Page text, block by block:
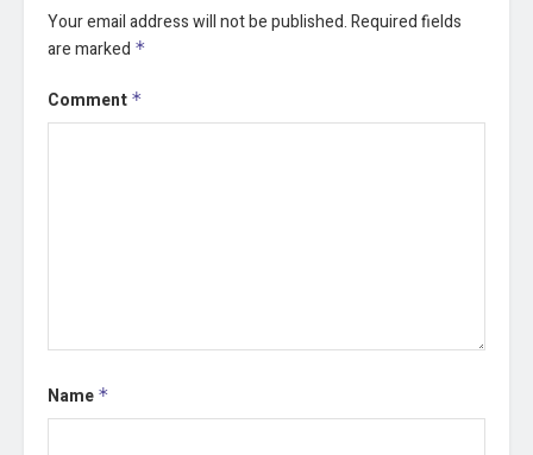
Your email address will not be published.Required fields
are marked *
Comment *
Name *